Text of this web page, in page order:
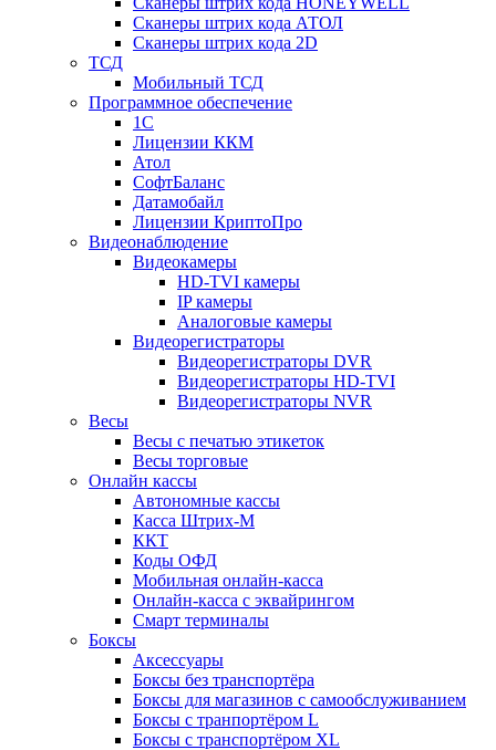
Сканеры штрих кода АТОЛ
Сканеры штрих кода 2D
ТСД
Мобильный ТСД
Программное обеспечение
1С
Лицензии ККМ
Атол
СофтБаланс
Датамобайл
Лицензии КриптоПро
Видеонаблюдение
Видеокамеры
HD-TVI камеры
IP камеры
Аналоговые камеры
Видеорегистраторы
Видеорегистраторы DVR
Видеорегистраторы HD-TVI
Видеорегистраторы NVR
Весы
Весы с печатью этикеток
Весы торговые
Онлайн кассы
Автономные кассы
Касса Штрих-М
ККТ
Коды ОФД
Мобильная онлайн-касса
Онлайн-касса с эквайрингом
Смарт терминалы
Боксы
Аксессуары
Боксы без транспортёра
Боксы для магазинов с самообслуживанием
Боксы с транпортёром L
Боксы с транспортёром XL